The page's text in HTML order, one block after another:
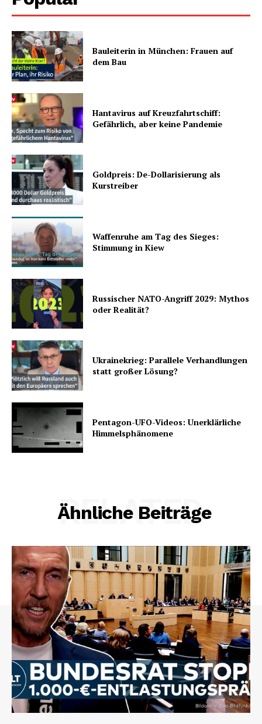
Bauleiterin in München: Frauen auf
dem Bau
Hantavirus auf Kreuzfahrtschiff:
Gefährlich, aber keine Pandemie
Goldpreis: De-Dollarisierung als
Kurstreiber
Waffenruhe am Tag des Sieges:
Stimmung in Kiew
Russischer NATO-Angriff 2029: Mythos
oder Realität?
Ukrainekrieg: Parallele Verhandlungen
statt großer Lösung?
Pentagon-UFO-Videos: Unerklärliche
Himmelsphänomene
Ähnliche Beiträge
RELATED